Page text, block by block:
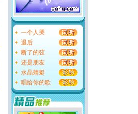
一个人哭
退后
断了的弦
还是朋友
水晶蜻蜓
唱给你的歌